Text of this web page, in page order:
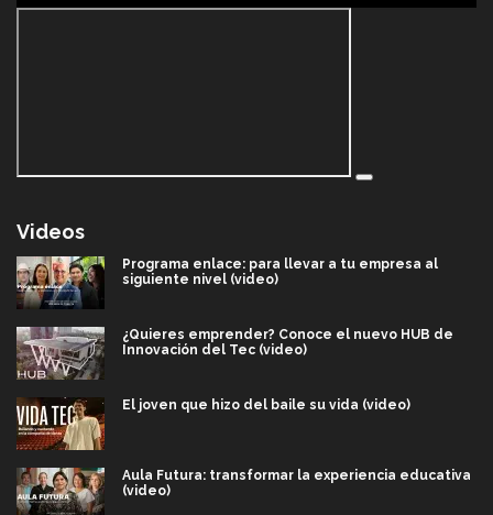
Videos
Programa enlace: para llevar a tu empresa al
siguiente nivel (video)
¿Quieres emprender? Conoce el nuevo HUB de
Innovación del Tec (video)
El joven que hizo del baile su vida (video)
Aula Futura: transformar la experiencia educativa
(video)